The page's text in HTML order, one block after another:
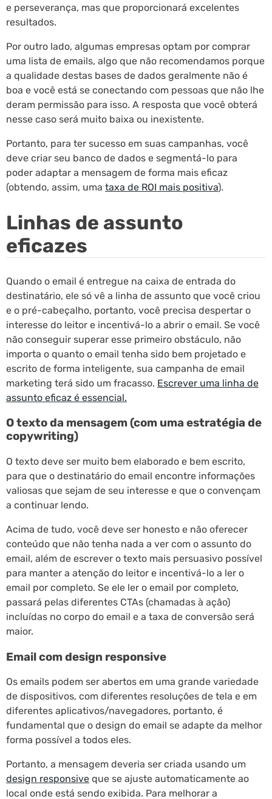
e perseverança, mas que proporcionará excelentes
resultados.
Por outro lado, algumas empresas optam por comprar
uma lista de emails, algo que não recomendamos porque
a qualidade destas bases de dados geralmente não é
boa e você está se conectando com pessoas que não lhe
deram permissão para isso. A resposta que você obterá
nesse caso será muito baixa ou inexistente.
Portanto, para ter sucesso em suas campanhas, você
deve criar seu banco de dados e segmentá-lo para
poder adaptar a mensagem de forma mais eficaz
(obtendo, assim, uma taxa de ROI mais positiva).
Linhas de assunto
eficazes
Quando o email é entregue na caixa de entrada do
destinatário, ele só vê a linha de assunto que você criou
e o pré-cabeçalho, portanto, você precisa despertar o
interesse do leitor e incentivá-lo a abrir o email. Se você
não conseguir superar esse primeiro obstáculo, não
importa o quanto o email tenha sido bem projetado e
escrito de forma inteligente, sua campanha de email
marketing terá sido um fracasso. Escrever uma linha de
assunto eficaz é essencial.
O texto da mensagem (com uma estratégia de
copywriting)
O texto deve ser muito bem elaborado e bem escrito,
para que o destinatário do email encontre informações
valiosas que sejam de seu interesse e que o convençam
a continuar lendo.
Acima de tudo, você deve ser honesto e não oferecer
conteúdo que não tenha nada a ver com o assunto do
email, além de escrever o texto mais persuasivo possível
para manter a atenção do leitor e incentivá-lo a ler o
email por completo. Se ele ler o email por completo,
passará pelas diferentes CTAs (chamadas à ação)
incluídas no corpo do email e a taxa de conversão será
maior.
Email com design responsive
Os emails podem ser abertos em uma grande variedade
de dispositivos, com diferentes resoluções de tela e em
diferentes aplicativos/navegadores, portanto, é
fundamental que o design do email se adapte da melhor
forma possível a todos eles.
Portanto, a mensagem deveria ser criada usando um
design responsive que se ajuste automaticamente ao
local onde está sendo exibida. Para melhorar a